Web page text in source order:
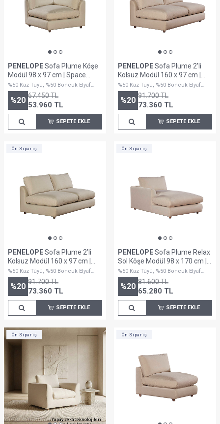
PENELOPESofa Plume Köşe
Modül 98 x 97 cm | Space
Kumaş - Krem
%50 Kaz Tüyü, %50 Boncuk Elyaf
Dolguludur
%20 67.450TL
53.960 TL
SEPETE EKLE
PENELOPESofa Plume 2’li
Kolsuz Modül 160 x 97 cm |
Plainfry Kumaş - Krem Dokulu
%50 Kaz Tüyü, %50 Boncuk Elyaf
Dolguludur
%20 91.700TL
73.360 TL
SEPETE EKLE
Ön Sipariş
PENELOPESofa Plume 2’li
Kolsuz Modül 160 x 97 cm |
Space Kumaş - Krem
%50 Kaz Tüyü, %50 Boncuk Elyaf
Dolguludur
%20 91.700TL
73.360 TL
SEPETE EKLE
Ön Sipariş
PENELOPESofa Plume Relax
Sol Köşe Modül 98 x 170 cm |
Plainfry Kumaş - Krem Dokulu
%50 Kaz Tüyü, %50 Boncuk Elyaf
Dolguludur
%20 81.600TL
65.280 TL
SEPETE EKLE
Yapay zekâ teknolojileri
Ön Sipariş Ön Sipariş